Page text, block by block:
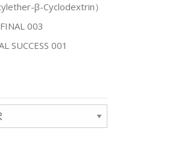
β-Cyclodextrin）
003
SUCCESS 001